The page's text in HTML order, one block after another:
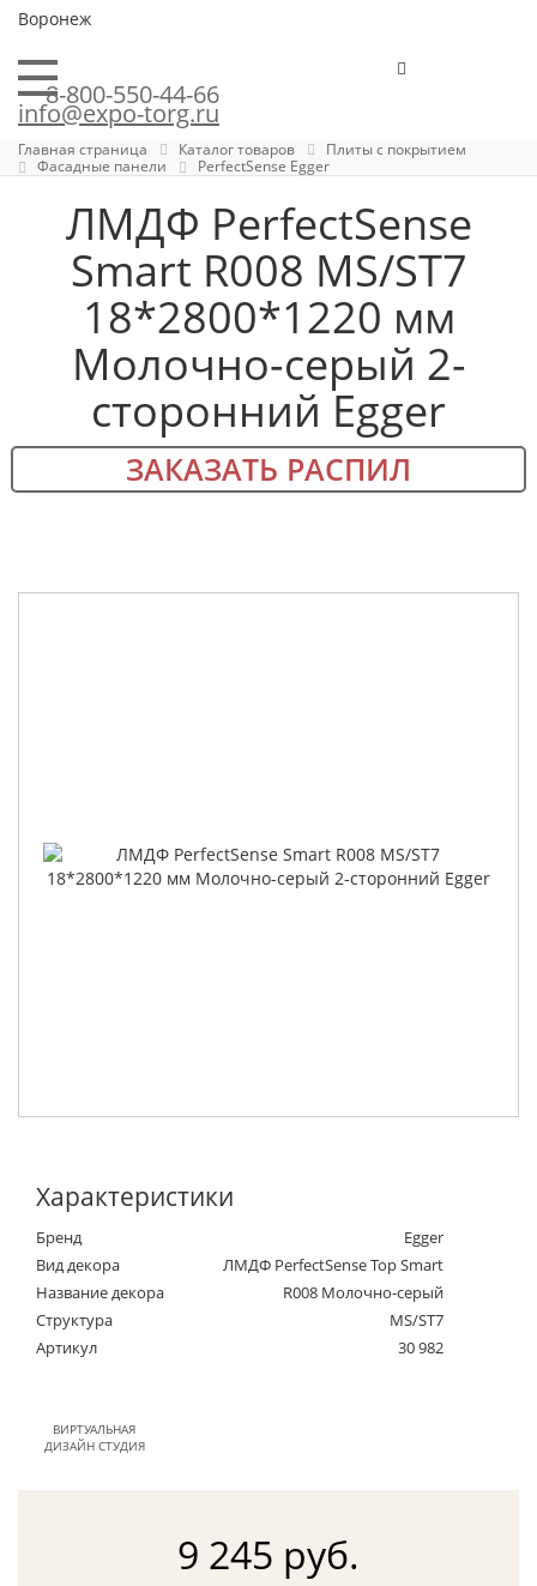
Воронеж
8-800-550-44-66
info@expo-torg.ru
Главная страница Каталог товаров
Плиты с покрытием
Фасадные панели
PerfectSense Egger
ЛМДФ PerfectSense
Smart R008 MS/ST7
18*2800*1220 мм
Молочно-серый 2-
сторонний Egger
ЗАКАЗАТЬ РАСПИЛ
Характеристики
Бренд
Egger
Вид декора
ЛМДФ PerfectSense Top Smart
Название декора
R008 Молочно-серый
Структура
MS/ST7
Артикул
30 982
ВИРТУАЛЬНАЯ
ДИЗАЙН СТУДИЯ
9 245 руб.